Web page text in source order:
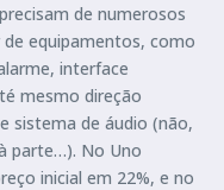
de numerosos
equipamentos, como
interface
mesmo direção
sistema de áudio (não,
parte…). No Uno
inicial em 22%, e no